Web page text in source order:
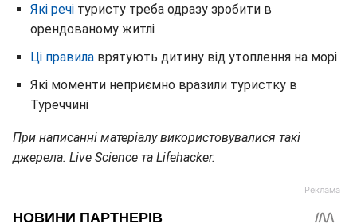
Які речі туристу треба одразу зробити в
орендованому житлі
Ці правила врятують дитину від утоплення на морі
Які моменти неприємно вразили туристку в
Туреччині
При написанні матеріалу використовувалися такі
джерела: Live Science та Lifehacker.